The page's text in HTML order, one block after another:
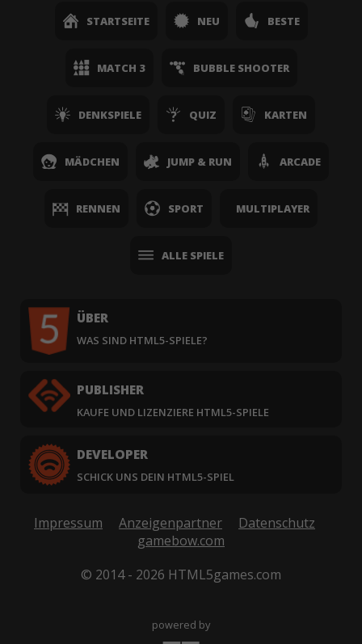
STARTSEITE NEU BESTE
MATCH 3 BUBBLE SHOOTER
DENKSPIELE QUIZ KARTEN
MÄDCHEN JUMP & RUN ARCADE
RENNEN SPORT MULTIPLAYER
ALLE SPIELE
ÜBER
WAS SIND HTML5-SPIELE?
PUBLISHER
KAUFE UND LIZENZIERE HTML5-SPIELE
DEVELOPER
SCHICK UNS DEIN HTML5-SPIEL
Impressum Anzeigenpartner
Datenschutz
gamebow.com
© 2014 - 2026 HTML5games.com
powered by